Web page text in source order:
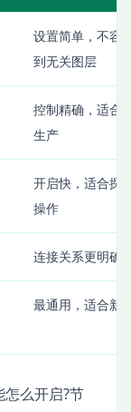
设置简单，不容
到无关图层
控制精确，适合
生产
开启快，适合探
操作
连接关系更明确
最通用，适合新
么开启?节